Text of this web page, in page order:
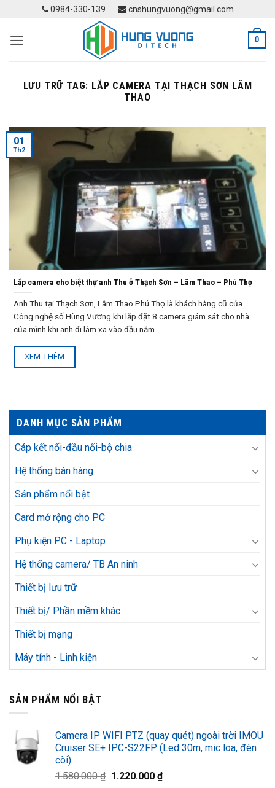
content
0984-330-139 cnshungvuong@gmail.com
0
LƯU TRỮ TAG: LẮP CAMERA TẠI THẠCH SƠN LÂM
THAO
Lắp camera cho biệt thự anh Thu ở Thạch Sơn – Lâm Thao – Phú Thọ
Anh Thu tại Thạch Sơn, Lâm Thao Phú Thọ là khách hàng cũ của
Công nghệ số Hùng Vương khi lắp đặt 8 camera giám sát cho nhà
của mình khi anh đi làm xa vào đầu năm ...
XEM THÊM
01
Th2
DANH MỤC SẢN PHẨM
Cáp kết nối-đầu nối-bộ chia
Hệ thống bán hàng
Sản phẩm nổi bật
Card mở rộng cho PC
Phụ kiện PC - Laptop
Hệ thống camera/ TB An ninh
Thiết bị lưu trữ
Thiết bị/ Phần mềm khác
Thiết bị mạng
Máy tính - Linh kiện
SẢN PHẨM NỔI BẬT
Camera IP WIFI PTZ (quay quét) ngoài trời IMOU
Cruiser SE+ IPC-S22FP (Led 30m, mic loa, đèn
còi)
1.580.000₫ Giá
1.220.000 ₫Giá